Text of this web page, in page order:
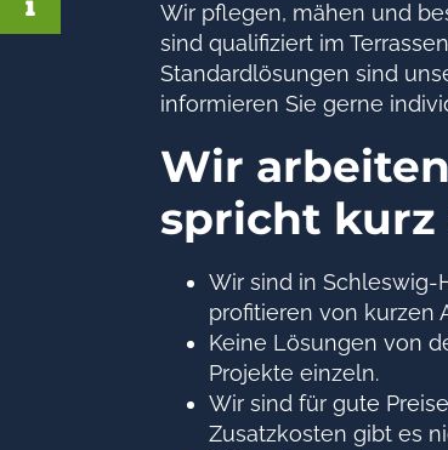
Wir pflegen, mähen und
sind qualifiziert im
Standardlösungen sind
informieren Sie gerne
Wir
spricht
Wir sind in Schleswig-
profitieren von kurzen
Keine Lösungen von
Projekte einzeln.
Wir sind für gute
Zusatzkosten gibt es